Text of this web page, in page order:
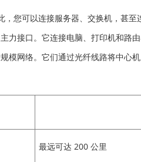
，您可以连接服务器、交换机，甚
力接口。它连接电脑、打印机和路
模网络。它们通过光纤线路将中心
最远可达 200 公里